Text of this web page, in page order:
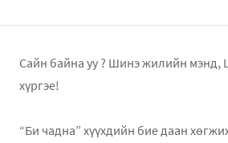
Сайн байна уу ? Шинэ жилийн мэнд,
хүргэе!
“Би чадна” хүүхдийн бие даан